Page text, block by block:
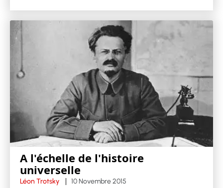
A l'échelle de l'histoire
universelle
Léon Trotsky 10 Novembre 2015